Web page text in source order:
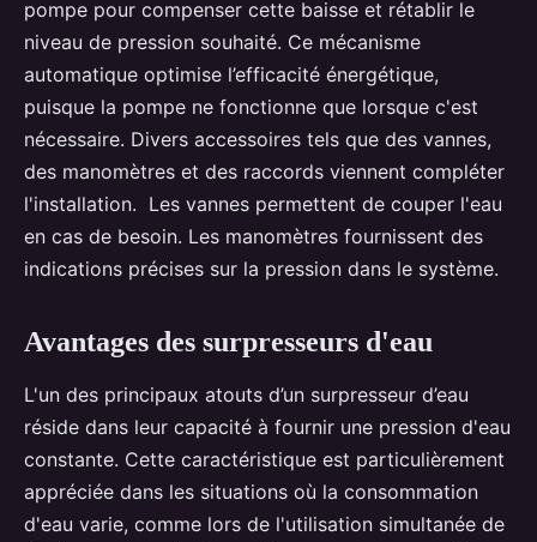
pompe pour compenser cette baisse et rétablir le
niveau de pression souhaité. Ce mécanisme
automatique optimise l’efficacité énergétique,
puisque la pompe ne fonctionne que lorsque c'est
nécessaire. Divers accessoires tels que des vannes,
des manomètres et des raccords viennent compléter
l'installation. Les vannes permettent de couper l'eau
en cas de besoin. Les manomètres fournissent des
indications précises sur la pression dans le système.
Avantages des surpresseurs d'eau
L'un des principaux atouts d’un surpresseur d’eau
réside dans leur capacité à fournir une pression d'eau
constante. Cette caractéristique est particulièrement
appréciée dans les situations où la consommation
d'eau varie, comme lors de l'utilisation simultanée de